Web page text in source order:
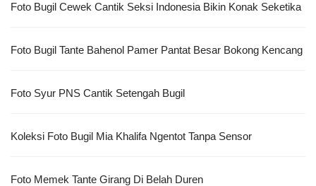
Foto Bugil Cewek Cantik Seksi Indonesia Bikin Konak Seketika
Foto Bugil Tante Bahenol Pamer Pantat Besar Bokong Kencang
Foto Syur PNS Cantik Setengah Bugil
Koleksi Foto Bugil Mia Khalifa Ngentot Tanpa Sensor
Foto Memek Tante Girang Di Belah Duren